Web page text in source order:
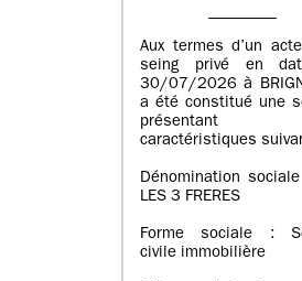
Aux termes d’un
seing privé en
30/07/2026 à
a été constitué une
présentant
caractéristiques
Dénomination
LES 3 FRERES
Forme sociale :
civile immobilière